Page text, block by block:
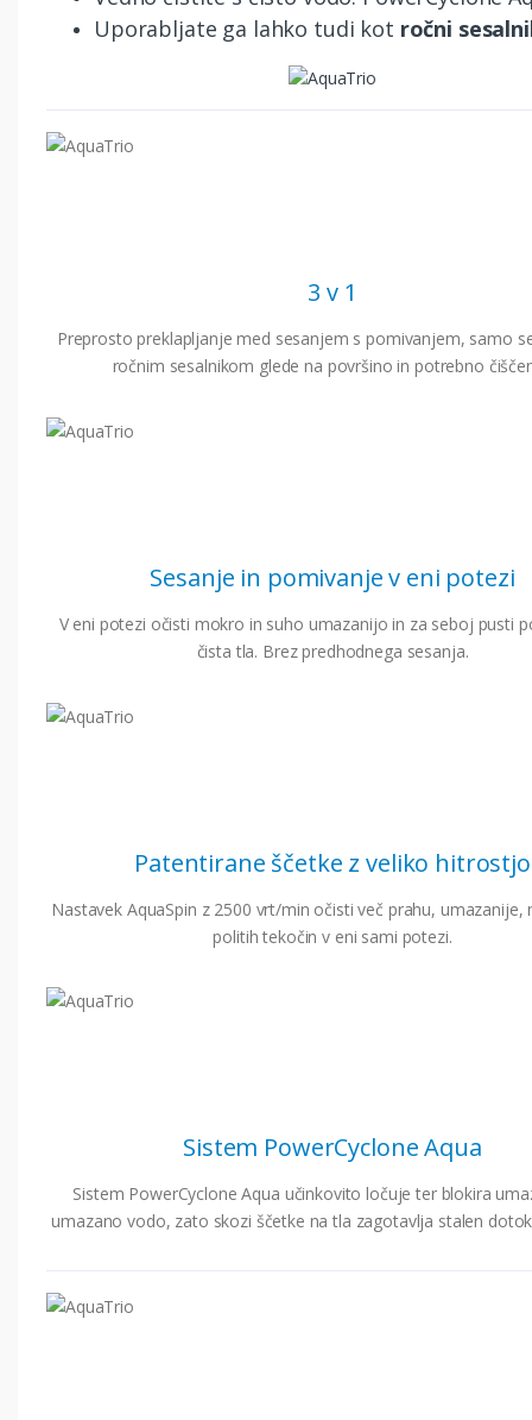
Uporabljate ga lahko tudi kot ročni
3 v 1
Preprosto preklapljanje med sesanjem s pomivanjem, samo
ročnim sesalnikom glede na površino in potrebno
Sesanje in pomivanje v eni potezi
V eni potezi očisti mokro in suho umazanijo in za seboj pusti
čista tla. Brez predhodnega sesanja.
Patentirane ščetke z veliko hitrostjo
Nastavek AquaSpin z 2500 vrt/min očisti več prahu, umazanije,
politih tekočin v eni sami potezi.
Sistem PowerCyclone Aqua
Sistem PowerCyclone Aqua učinkovito ločuje ter blokira
umazano vodo, zato skozi ščetke na tla zagotavlja stalen